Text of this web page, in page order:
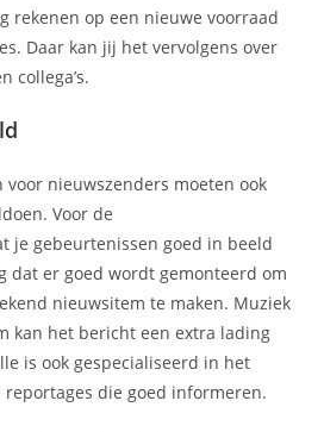
rekenen op een nieuwe voorraad
Daar kan jij het vervolgens over
collega’s.
voor nieuwszenders moeten ook
Voor de
je gebeurtenissen goed in beeld
dat er goed wordt gemonteerd om
nieuwsitem te maken. Muziek
kan het bericht een extra lading
is ook gespecialiseerd in het
reportages die goed informeren.